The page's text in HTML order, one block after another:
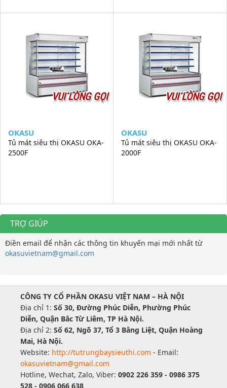
VUI LÒNG GỌI
OKASU
Tủ mát siêu thị OKASU OKA-
2500F
VUI LÒNG GỌI
OKASU
Tủ mát siêu thị OKASU OKA-
2000F
TRỢ GIÚP
Điền email để nhận các thông tin khuyến mại mới nhất từ
okasuvietnam@gmail.com
CÔNG TY CỔ PHẦN OKASU VIỆT NAM – HÀ NỘI
Địa chỉ 1: Số 30, Đường Phúc Diễn, Phường Phúc
Diễn, Quận Bắc Từ Liêm, TP Hà Nội.
Địa chỉ 2: Số 62, Ngõ 37, Tổ 3 Bằng Liệt, Quận Hoàng
Mai, Hà Nội.
Website: http://tutrungbaysieuthi.com - Email:
okasuvietnam@gmail.com
Hotline, Wechat, Zalo, Viber: 0902 226 359 - 0986 375
528 - 0906 066 638